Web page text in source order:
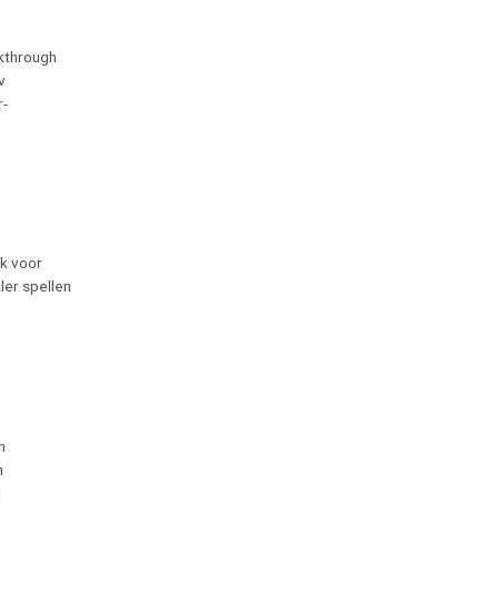
voor
spellen